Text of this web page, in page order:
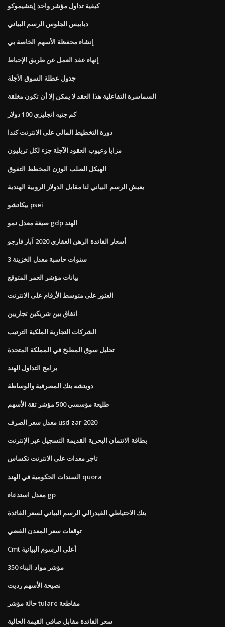
كيفية تداول مؤشر واحد إيتشيموكو
دبابيس الجلوس الرسم البياني
إنشاء محفظة الأسهم الخاصة بي
إنهاء عقد العمل عن طريق الإحباط
جدول عطلة السوق الآجلة
السماسرة التفاعلية هذا العقد لا يمكن إلا أن تكون مغلقة
كم جنيه انجليزي 100 دولار
دورة التخطيط المالي على الانترنت كندا
مزايا وعيوب العقود الآجلة جزء لكل تريليون
الهيكل الصلب الوزن المخطط التفوق
يعيش الرسم البياني لنا مقابل الدولار الروبية الهندية
بيكاتشو psei
صيغة معدل نمو gdp الهند
أسعار الفائدة الرهن العقاري 2020 آبار فارجو
3 سنوات حاسبة معدل الخزينة
بيانات مؤشر العمر المتوقع
العثور على متوسط ​​الأرقام على الانترنت
اتفاق بين شريكين تجاريين
الشركات التجارية الملكية الترتيب
تحليل سوق المطبخ في المملكة المتحدة
برامج التداول الهند
دويتشه بنك المصرفية والوساطة
طليعة مؤسسي 500 مؤشر ثقة الأسهم
معدل سعر الصرف usd zar 2020
بطاقة الائتمان البحرية القديمة التسجيل عبر الإنترنت
تاجر معدات على الانترنت تكساس
السندات الحكومية في الهند quora
معدل استدعاء gp
بنك الاحتياطي الفيدرالي الرسم البياني لسعر الفائدة
توقعات سعر المعدن الفضي
Cmt أعلى الرسوم البيانية
مؤشر مواد البناء 350
نصيحة الأسهم رديت
حالة مؤشر tulare مقاطعة
سعر الفائدة مقابل صافي القيمة الحالية